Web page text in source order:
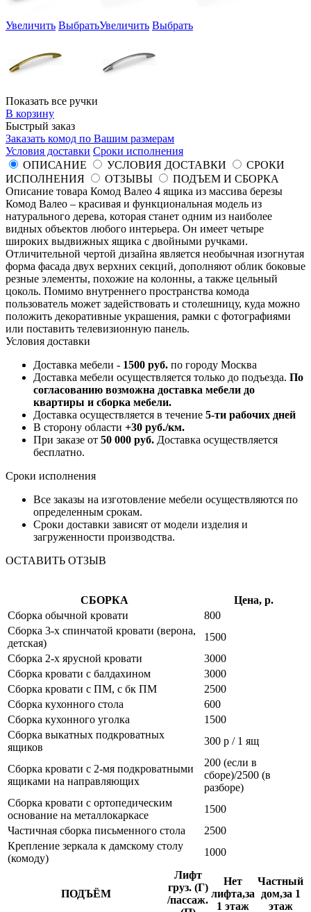
Увеличить ВыбратьУвеличить Выбрать
Показать все ручки
В корзину
Быстрый заказ
Заказать комод по Вашим размерам
Условия доставки Сроки исполнения
ОПИСАНИЕ
УСЛОВИЯ ДОСТАВКИ
СРОКИ
ИСПОЛНЕНИЯ
ОТЗЫВЫ
ПОДЪЕМ И СБОРКА
Описание товара Комод Валео 4 ящика из массива березы
Комод Валео – красивая и функциональная модель из
натурального дерева, которая станет одним из наиболее
видных объектов любого интерьера. Он имеет четыре
широких выдвижных ящика с двойными ручками.
Отличительной чертой дизайна является необычная изогнутая
форма фасада двух верхних секций, дополняют облик боковые
резные элементы, похожие на колонны, а также цельный
цоколь. Помимо внутреннего пространства комода
пользователь может задействовать и столешницу, куда можно
положить декоративные украшения, рамки с фотографиями
или поставить телевизионную панель.
Условия доставки
Доставка мебели - 1500 руб. по городу Москва
Доставка мебели осуществляется только до подъезда. По
согласованию возможна доставка мебели до
квартиры и сборка мебели.
Доставка осуществляется в течение 5-ти рабочих дней
В сторону области +30 руб./км.
При заказе от 50 000 руб. Доставка осуществляется
бесплатно.
Сроки исполнения
Все заказы на изготовление мебели осуществляются по
определенным срокам.
Сроки доставки зависят от модели изделия и
загруженности производства.
ОСТАВИТЬ ОТЗЫВ
СБОРКА
Цена, р.
Сборка обычной кровати
800
Сборка 3-х спинчатой кровати (верона,
детская)
1500
Сборка 2-х ярусной кровати
3000
Сборка кровати с балдахином
3000
Сборка кровати с ПМ, с бк ПМ
2500
Сборка кухонного стола
600
Сборка кухонного уголка
1500
Сборка выкатных подкроватных
ящиков
300 р / 1 ящ
Сборка кровати с 2-мя подкроватными
ящиками на направляющих
200 (если в
сборе)/2500 (в
разборе)
Сборка кровати с ортопедическим
основание на металлокаркасе
1500
Частичная сборка письменного стола
2500
Крепление зеркала к дамскому столу
(комоду)
1000
ПОДЪЁМ
Лифт
груз. (Г)
/пассаж.
Нет
лифта,за
1 этаж
Частный
дом,за 1
этаж